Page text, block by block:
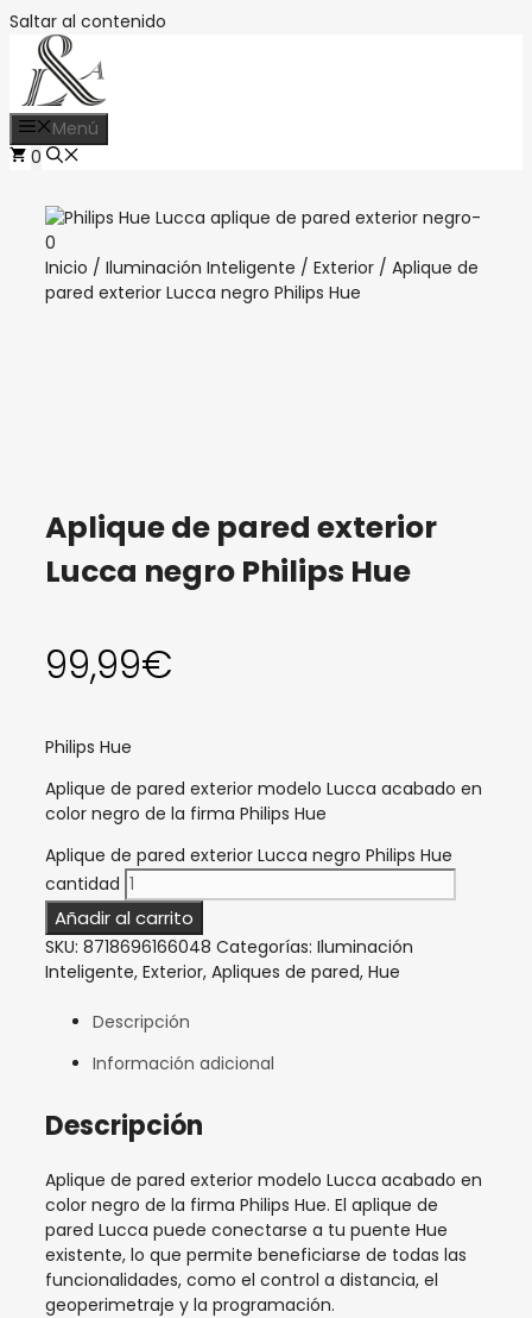
Saltar al contenido
Menú
0
Inicio / Iluminación Inteligente / Exterior / Aplique de
pared exterior Lucca negro Philips Hue
Aplique de pared exterior
Lucca negro Philips Hue
99,99€
Philips Hue
Aplique de pared exterior modelo Lucca acabado en
color negro de la firma Philips Hue
Aplique de pared exterior Lucca negro Philips Hue
cantidad
Añadir al carrito
SKU: 8718696166048 Categorías: Iluminación
Inteligente, Exterior, Apliques de pared, Hue
Descripción
Información adicional
Descripción
Aplique de pared exterior modelo Lucca acabado en
color negro de la firma Philips Hue. El aplique de
pared Lucca puede conectarse a tu puente Hue
existente, lo que permite beneficiarse de todas las
funcionalidades, como el control a distancia, el
geoperimetraje y la programación.